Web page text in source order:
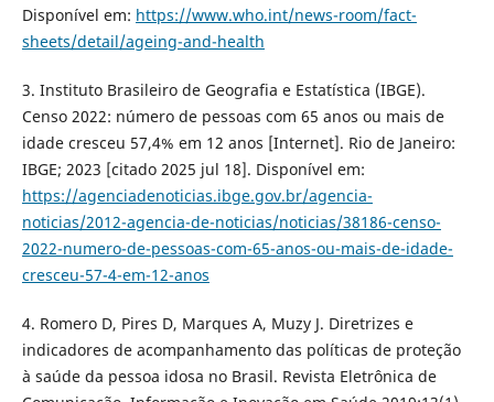
Disponível em: https://www.who.int/news-room/fact-
sheets/detail/ageing-and-health
3. Instituto Brasileiro de Geografia e Estatística (IBGE).
Censo 2022: número de pessoas com 65 anos ou mais de
idade cresceu 57,4% em 12 anos [Internet]. Rio de Janeiro:
IBGE; 2023 [citado 2025 jul 18]. Disponível em:
https://agenciadenoticias.ibge.gov.br/agencia-
noticias/2012-agencia-de-noticias/noticias/38186-censo-
2022-numero-de-pessoas-com-65-anos-ou-mais-de-idade-
cresceu-57-4-em-12-anos
4. Romero D, Pires D, Marques A, Muzy J. Diretrizes e
indicadores de acompanhamento das políticas de proteção
à saúde da pessoa idosa no Brasil. Revista Eletrônica de